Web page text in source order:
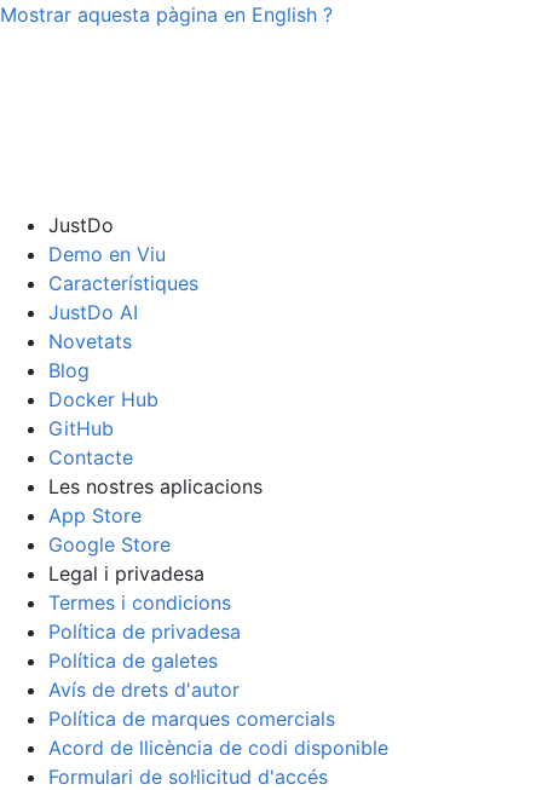
Mostrar aquesta pàgina en English ?
JustDo
Demo en Viu
Característiques
JustDo AI
Novetats
Blog
Docker Hub
GitHub
Contacte
Les nostres aplicacions
App Store
Google Store
Legal i privadesa
Termes i condicions
Política de privadesa
Política de galetes
Avís de drets d'autor
Política de marques comercials
Acord de llicència de codi disponible
Formulari de sol·licitud d'accés